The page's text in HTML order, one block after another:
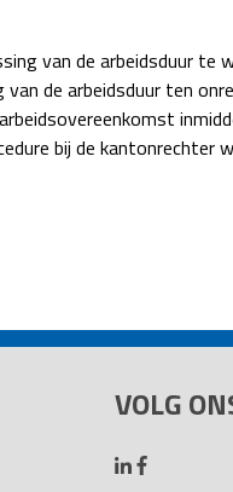
van de arbeidsduur te
de arbeidsduur ten
bij de kantonrechter
VOLG